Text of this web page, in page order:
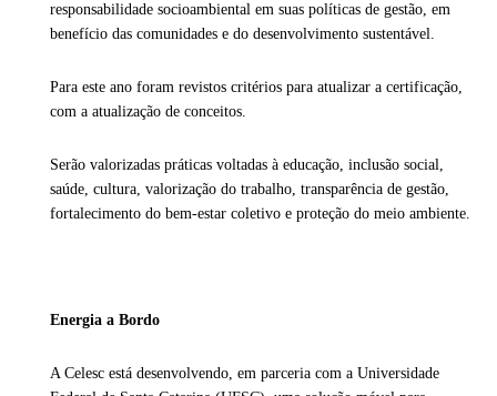
responsabilidade socioambiental em suas políticas de gestão, em
benefício das comunidades e do desenvolvimento sustentável.
Para este ano foram revistos critérios para atualizar a certificação,
com a atualização de conceitos.
Serão valorizadas práticas voltadas à educação, inclusão social,
saúde, cultura, valorização do trabalho, transparência de gestão,
fortalecimento do bem-estar coletivo e proteção do meio ambiente.
Energia a Bordo
A Celesc está desenvolvendo, em parceria com a Universidade